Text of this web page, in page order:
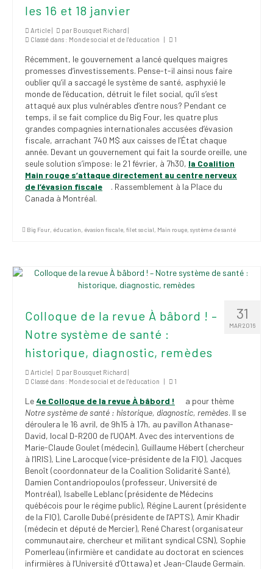
SCCUQ@
SCCUQ info
SCCUQ intervention
les 16 et 18 janvier
Article | par Bousquet Richard |
Classé dans : Monde social et de l’éducation | 1
Récemment, le gouvernement a lancé quelques maigres
promesses d’investissements. Pense-t-il ainsi nous faire
oublier qu’il a saccagé le système de santé, asphyxié le
monde de l’éducation, détruit le filet social, qu’il s’est
attaqué aux plus vulnérables d’entre nous? Pendant ce
temps, il se fait complice du Big Four, les quatre plus
grandes compagnies internationales accusées d’évasion
fiscale, arrachant 740 M$ aux caisses de l’État chaque
année. Devant un gouvernement qui fait la sourde oreille, une
seule solution s’impose: le 21 février, à 7h30, la Coalition
Main rouge s’attaque directement au centre nerveux
de l’évasion fiscale
. Rassemblement à la Place du
Canada à Montréal.
Big Four, éducation, évasion fiscale, filet social, Main rouge, système de santé
31
MAR 2016
Colloque de la revue À bâbord ! –
Notre système de santé :
historique, diagnostic, remèdes
Article | par Bousquet Richard |
Classé dans : Monde social et de l’éducation | 1
Le 4e Colloque de la revue À bâbord !
a pour thème
Notre système de santé : historique, diagnostic, remèdes. Il se
déroulera le 16 avril, de 9h15 à 17h, au pavillon Athanase-
David, local D-R200 de l’UQAM. Avec des interventions de
Marie-Claude Goulet (médecin), Guillaume Hébert (chercheur
à l’IRIS), Line Larocque (vice-présidente de la FIQ), Jacques
Benoît (coordonnateur de la Coalition Solidarité Santé),
Damien Contandriopoulos (professeur, Université de
Montréal), Isabelle Leblanc (présidente de Médecins
québécois pour le régime public), Régine Laurent (présidente
de la FIQ), Carolle Dubé (présidente de l’APTS), Amir Khadir
(médecin et député de Mercier), René Charest (organisateur
communautaire, chercheur et militant syndical CSN), Sophie
Pomerleau (infirmière et candidate au doctorat en sciences
infirmières à l’Université d’Ottawa) et Jean-Claude Germain.